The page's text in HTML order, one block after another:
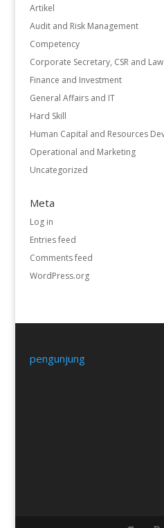
Artikel
Audit and Risk Management
Competency
Corporate Secretary, CSR and Law
Finance and Investment
General Affairs and IT
Hard Skill
Human Capital and Resources
Operational and Marketing
Uncategorized
Meta
Log in
Entries feed
Comments feed
WordPress.org
pengunjung